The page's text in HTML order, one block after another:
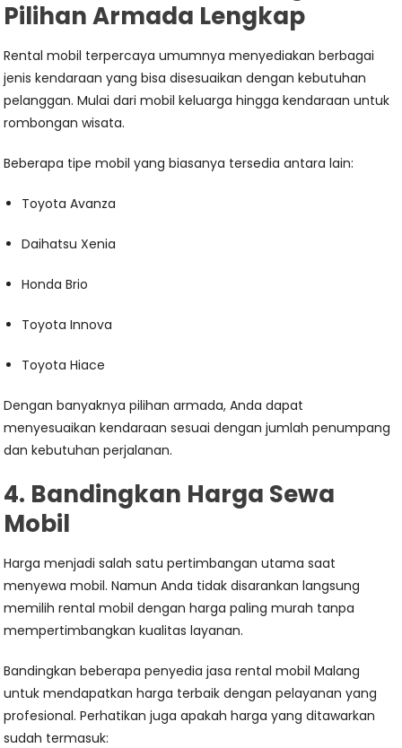
Pilihan Armada Lengkap
Rental mobil terpercaya umumnya menyediakan berbagai
jenis kendaraan yang bisa disesuaikan dengan kebutuhan
pelanggan. Mulai dari mobil keluarga hingga kendaraan untuk
rombongan wisata.
Beberapa tipe mobil yang biasanya tersedia antara lain:
Toyota Avanza
Daihatsu Xenia
Honda Brio
Toyota Innova
Toyota Hiace
Dengan banyaknya pilihan armada, Anda dapat
menyesuaikan kendaraan sesuai dengan jumlah penumpang
dan kebutuhan perjalanan.
4. Bandingkan Harga Sewa
Mobil
Harga menjadi salah satu pertimbangan utama saat
menyewa mobil. Namun Anda tidak disarankan langsung
memilih rental mobil dengan harga paling murah tanpa
mempertimbangkan kualitas layanan.
Bandingkan beberapa penyedia jasa rental mobil Malang
untuk mendapatkan harga terbaik dengan pelayanan yang
profesional. Perhatikan juga apakah harga yang ditawarkan
sudah termasuk: